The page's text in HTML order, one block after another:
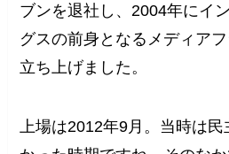
ブンを退社し、2004年にイ
グスの前身となるメディア
立ち上げました。
上場は2012年9月。当時は